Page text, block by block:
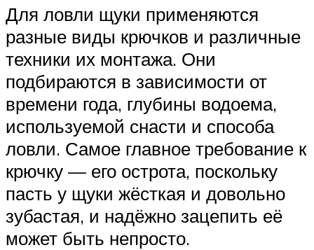
Для ловли щуки применяются
разные виды крючков и различные
техники их монтажа. Они
подбираются в зависимости от
времени года, глубины водоема,
используемой снасти и способа
ловли. Самое главное требование к
крючку — его острота, поскольку
пасть у щуки жёсткая и довольно
зубастая, и надёжно зацепить её
может быть непросто.